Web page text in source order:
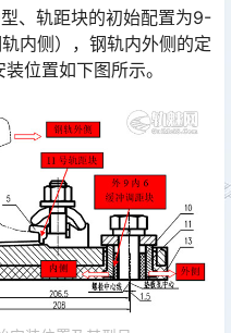
、轨距块的初始配置为9-
内侧），钢轨内外侧的定
位置如下图所示。󠅅󠅃󠄵󠅂󠄪󠇖󠆨󠆨󠇕󠆞󠆒󠅬󠇘󠆭󠆘󠇙󠆝󠅵󠇗󠆭󠆁󠄐󠇗󠅹󠅸󠇖󠆍󠅳󠇖󠅹󠅰󠇖󠆌󠅹